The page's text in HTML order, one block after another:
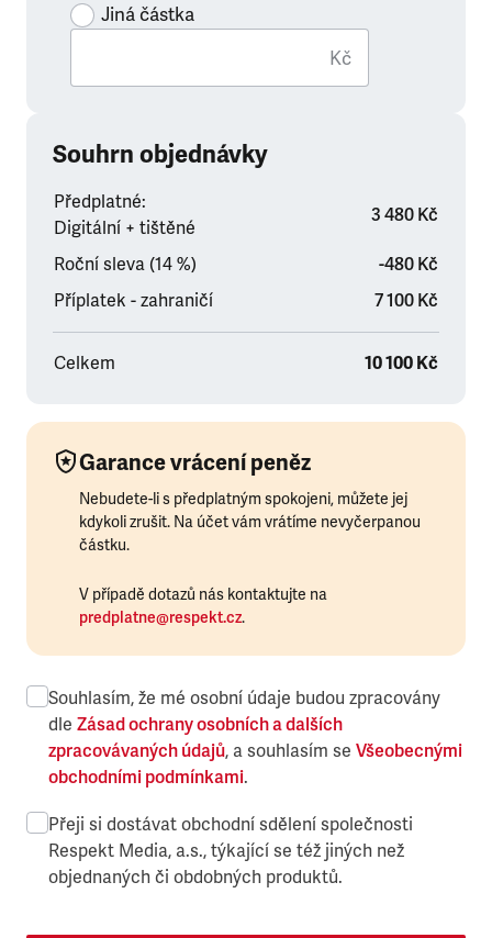
Jiná částka
Kč
Souhrn objednávky
Předplatné:
Digitální + tištěné
3 480 Kč
Roční sleva (14 %)
-480 Kč
Příplatek - zahraničí
7 100 Kč
Celkem 10 100 Kč
Garance vrácení peněz
Nebudete-li s předplatným spokojeni, můžete jej
kdykoli zrušit. Na účet vám vrátíme nevyčerpanou
částku.
V případě dotazů nás kontaktujte na
predplatne@respekt.cz.
Souhlasím, že mé osobní údaje budou zpracovány
dle Zásad ochrany osobních a dalších
zpracovávaných údajů, a souhlasím se Všeobecnými
obchodními podmínkami.
Přeji si dostávat obchodní sdělení společnosti
Respekt Media, a.s., týkající se též jiných než
objednaných či obdobných produktů.